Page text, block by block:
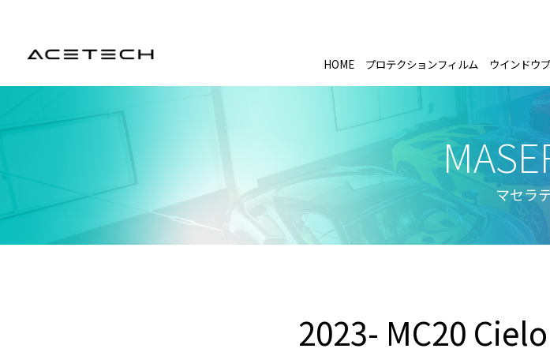
HOME プロテクションフィルム ウインドウ
マセラ
2023- MC20